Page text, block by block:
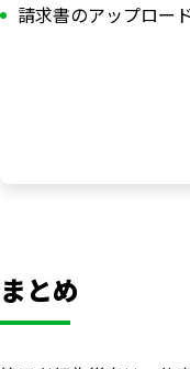
請求書のアップロー
まとめ